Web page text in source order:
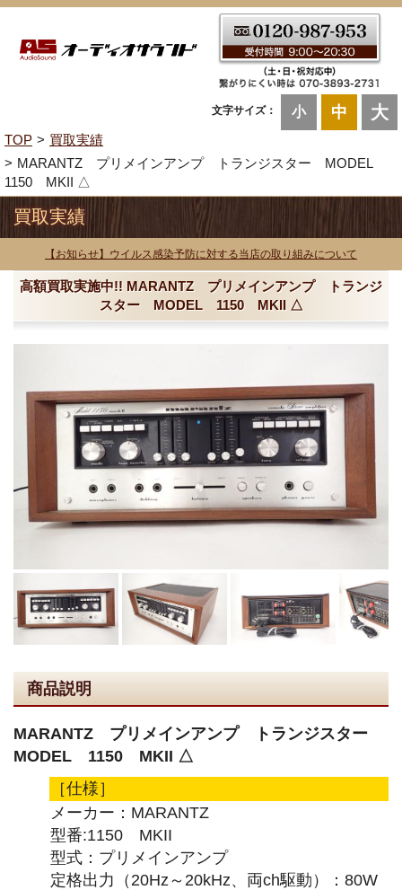
文字サイズ： 小 中 大
TOP
買取実績
MARANTZ プリメインアンプ トランジスター MODEL
1150 MKII △
買取実績
【お知らせ】ウイルス感染予防に対する当店の取り組みについて
高額買取実施中!! MARANTZ プリメインアンプ トランジ
スター MODEL 1150 MKII △
商品説明
MARANTZ プリメインアンプ トランジスター
MODEL 1150 MKII △
［仕様］
メーカー：MARANTZ
型番:1150 MKII
型式：プリメインアンプ
定格出力（20Hz～20kHz、両ch駆動）：80W